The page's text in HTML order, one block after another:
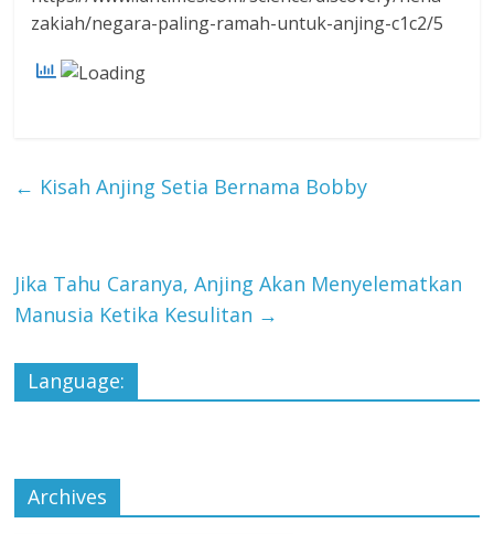
zakiah/negara-paling-ramah-untuk-anjing-c1c2/5
← Kisah Anjing Setia Bernama Bobby
Jika Tahu Caranya, Anjing Akan Menyelematkan
Manusia Ketika Kesulitan →
Language:
Archives